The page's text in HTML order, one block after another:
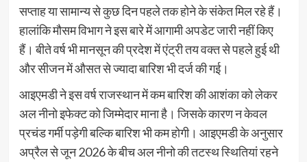
सप्ताह या सामान्य से कुछ दिन पहले तक होने के संकेत मिल रहे हैं।
हालांकि मौसम विभाग ने इस बारे में आगामी अपडेट जारी नहीं किए
हैं। बीते वर्ष भी मानसून की प्रदेश में एंट्री तय वक्त से पहले हुई थी
और सीजन में औसत से ज्यादा बारिश भी दर्ज की गई।
आइएमडी ने इस वर्ष राजस्थान में कम बारिश की आशंका को लेकर
अल नीनो इफेक्ट को जिम्मेदार माना है। जिसके कारण न केवल
प्रचंड गर्मी पड़ेगी बल्कि बारिश भी कम होगी। आइएमडी के अनुसार
अप्रैल से जून 2026 के बीच अल नीनो की तटस्थ स्थितियां रहने